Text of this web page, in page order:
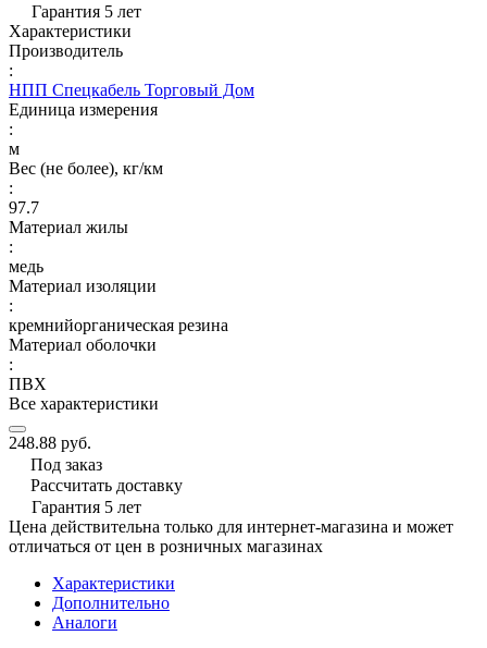
Гарантия 5 лет
Характеристики
Производитель
:
НПП Спецкабель Торговый Дом
Единица измерения
:
м
Вес (не более), кг/км
:
97.7
Материал жилы
:
медь
Материал изоляции
:
кремнийорганическая резина
Материал оболочки
:
ПВХ
Все характеристики
248.88 руб.
Под заказ
Рассчитать доставку
Гарантия 5 лет
Цена действительна только для интернет-магазина и может
отличаться от цен в розничных магазинах
Характеристики
Дополнительно
Аналоги